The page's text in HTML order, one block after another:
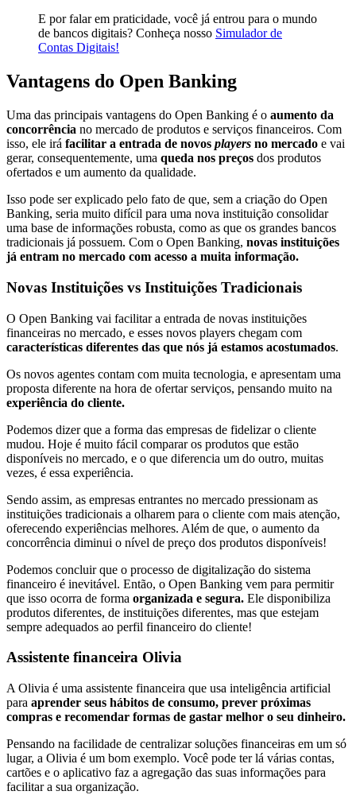
E por falar em praticidade, você já entrou para o mundo
de bancos digitais? Conheça nosso Simulador de
Contas Digitais!
Vantagens do Open Banking
Uma das principais vantagens do Open Banking é o aumento da
concorrência no mercado de produtos e serviços financeiros. Com
isso, ele irá facilitar a entrada de novos players no mercado e vai
gerar, consequentemente, uma queda nos preços dos produtos
ofertados e um aumento da qualidade.
Isso pode ser explicado pelo fato de que, sem a criação do Open
Banking, seria muito difícil para uma nova instituição consolidar
uma base de informações robusta, como as que os grandes bancos
tradicionais já possuem. Com o Open Banking, novas instituições
já entram no mercado com acesso a muita informação.
Novas Instituições vs Instituições Tradicionais
O Open Banking vai facilitar a entrada de novas instituições
financeiras no mercado, e esses novos players chegam com
características diferentes das que nós já estamos acostumados.
Os novos agentes contam com muita tecnologia, e apresentam uma
proposta diferente na hora de ofertar serviços, pensando muito na
experiência do cliente.
Podemos dizer que a forma das empresas de fidelizar o cliente
mudou. Hoje é muito fácil comparar os produtos que estão
disponíveis no mercado, e o que diferencia um do outro, muitas
vezes, é essa experiência.
Sendo assim, as empresas entrantes no mercado pressionam as
instituições tradicionais a olharem para o cliente com mais atenção,
oferecendo experiências melhores. Além de que, o aumento da
concorrência diminui o nível de preço dos produtos disponíveis!
Podemos concluir que o processo de digitalização do sistema
financeiro é inevitável. Então, o Open Banking vem para permitir
que isso ocorra de forma organizada e segura. Ele disponibiliza
produtos diferentes, de instituições diferentes, mas que estejam
sempre adequados ao perfil financeiro do cliente!
Assistente financeira Olivia
A Olivia é uma assistente financeira que usa inteligência artificial
para aprender seus hábitos de consumo, prever próximas
compras e recomendar formas de gastar melhor o seu dinheiro.
Pensando na facilidade de centralizar soluções financeiras em um só
lugar, a Olivia é um bom exemplo. Você pode ter lá várias contas,
cartões e o aplicativo faz a agregação das suas informações para
facilitar a sua organização.